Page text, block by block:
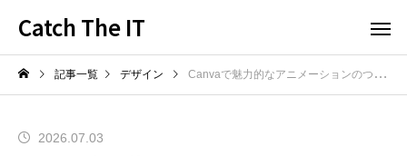
Catch The IT
記事一覧 デザイン Canvaで魅力的なアニメーションのつけ方を解説！動きを加えて目を引く技
2026.07.03